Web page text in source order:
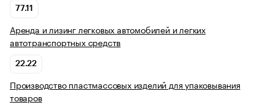
77.11
Аренда и лизинг легковых автомобилей и легких
автотранспортных средств
22.22
Производство пластмассовых изделий для упаковывания
товаров